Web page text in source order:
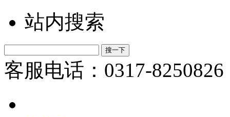
站内搜索
客服电话：0317-8250826